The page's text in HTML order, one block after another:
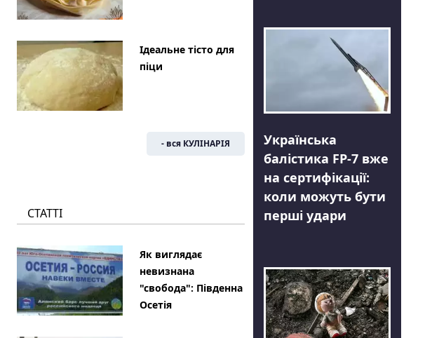
Ідеальне тісто для
піци
- вся КУЛІНАРІЯ
СТАТТІ
Як виглядає
невизнана
"свобода": Південна
Осетія
Українська
балістика FP-7 вже
на сертифікації:
коли можуть бути
перші удари